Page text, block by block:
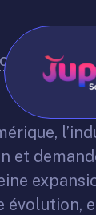
May
et